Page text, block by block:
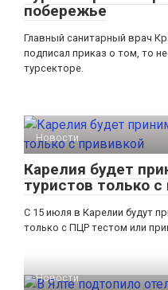
побережье
Главный санитарный врач
подписал приказ о том, то
турсекторе.
Новости
Карелия будет
туристов только с
С 15 июля в Карелии будут
только с ПЦР тестом или
Новости